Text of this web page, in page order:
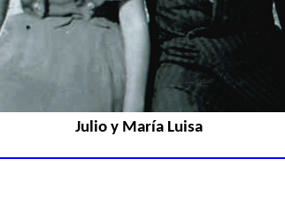
Julio y María Luisa